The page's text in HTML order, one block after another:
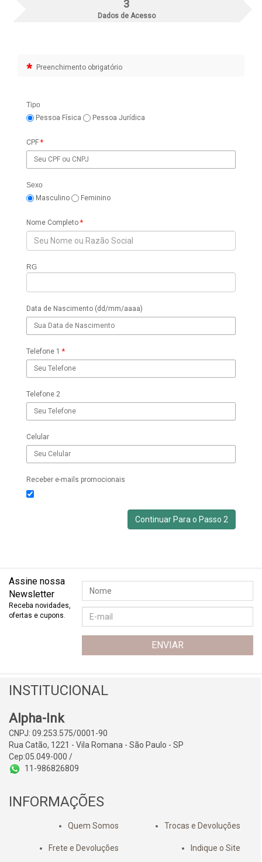
3
Dados de Acesso
* Preenchimento obrigatório
Tipo
Pessoa Física
Pessoa Jurídica
CPF *
Sexo
Masculino
Feminino
Nome Completo *
RG
Data de Nascimento (dd/mm/aaaa)
Telefone 1 *
Telefone 2
Celular
Receber e-mails promocionais
Assine nossa
Newsletter
Receba novidades,
ofertas e cupons.
INSTITUCIONAL
Alpha-Ink
CNPJ: 09.253.575/0001-90
Rua Catão, 1221 - Vila Romana - São Paulo - SP
Cep:05.049-000 /
11-986826809
INFORMAÇÕES
Quem Somos
Frete e Devoluções
Trocas e Devoluções
Indique o Site